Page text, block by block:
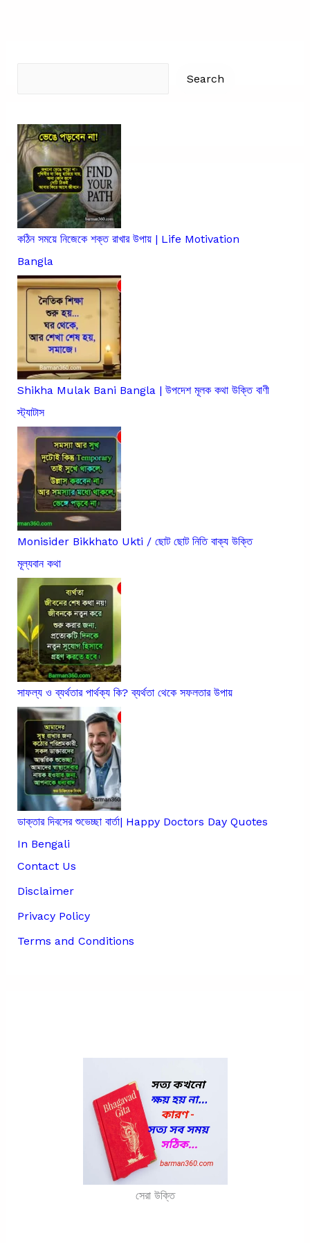
Search
কঠিন সময়ে নিজেকে শক্ত রাখার উপায় | Life Motivation
Bangla
Shikha Mulak Bani Bangla | উপদেশ মূলক কথা উক্তি বাণী
স্ট্যাটাস
Monisider Bikkhato Ukti / ছোট ছোট নিতি বাক্য উক্তি
মূল্যবান কথা
সাফল্য ও ব্যর্থতার পার্থক্য কি? ব্যর্থতা থেকে সফলতার উপায়
ডাক্তার দিবসের শুভেচ্ছা বার্তা| Happy Doctors Day Quotes
In Bengali
Contact Us
Disclaimer
Privacy Policy
Terms and Conditions
সেরা উক্তি